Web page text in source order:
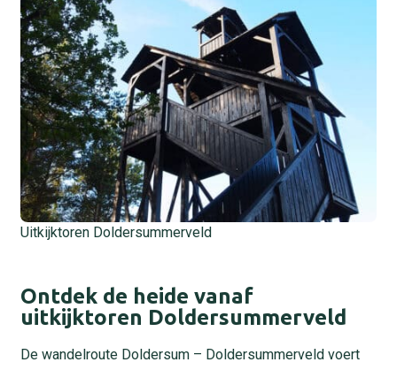
Uitkijktoren Doldersummerveld
Ontdek de heide vanaf
uitkijktoren Doldersummerveld
De wandelroute Doldersum – Doldersummerveld voert